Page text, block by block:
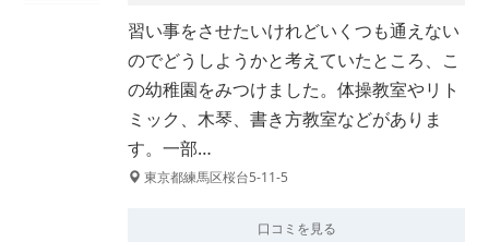
習い事をさせたいけれどいくつも通えない
のでどうしようかと考えていたところ、こ
の幼稚園をみつけました。体操教室やリト
ミック、木琴、書き方教室などがありま
す。一部…
東京都練馬区桜台5-11-5
口コミを見る